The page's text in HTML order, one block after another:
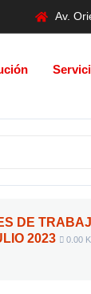
Av.
DE
2023
0.00